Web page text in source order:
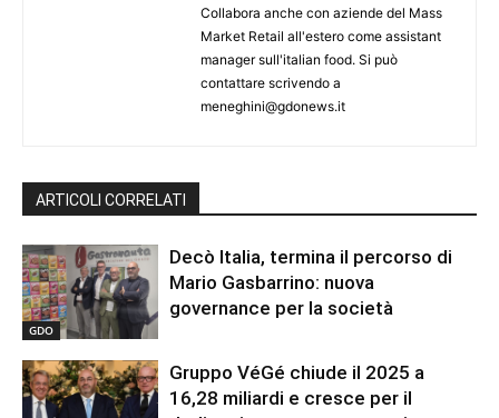
Collabora anche con aziende del Mass
Market Retail all'estero come assistant
manager sull'italian food. Si può
contattare scrivendo a
meneghini@gdonews.it
ARTICOLI CORRELATI
GDO
Decò Italia, termina il percorso di
Mario Gasbarrino: nuova
governance per la società
Gruppo VéGé chiude il 2025 a
16,28 miliardi e cresce per il